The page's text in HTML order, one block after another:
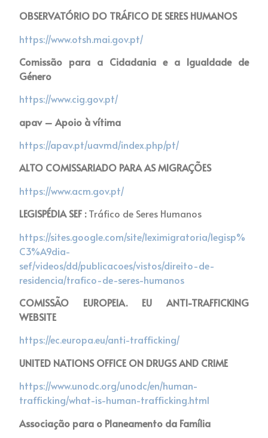
OBSERVATÓRIO DO TRÁFICO DE SERES HUMANOS
https://www.otsh.mai.gov.pt/
Comissão para a Cidadania e a Igualdade de
Género
https://www.cig.gov.pt/
apav – Apoio à vítima
https://apav.pt/uavmd/index.php/pt/
ALTO COMISSARIADO PARA AS MIGRAÇÕES
https://www.acm.gov.pt/
LEGISPÉDIA SEF :Tráfico de Seres Humanos
https://sites.google.com/site/leximigratoria/legisp%
C3%A9dia-
sef/videos/dd/publicacoes/vistos/direito-de-
residencia/trafico-de-seres-humanos
COMISSÃO EUROPEIA. EU ANTI-TRAFFICKING
WEBSITE
https://ec.europa.eu/anti-trafficking/
UNITED NATIONS OFFICE ON DRUGS AND CRIME
https://www.unodc.org/unodc/en/human-
trafficking/what-is-human-trafficking.html
Associação para o Planeamento da Família